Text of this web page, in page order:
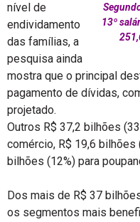
13º
nível de
endividamento
das famílias, a
pesquisa ainda
mostra que o principal
pagamento de dívidas,
projetado.
Outros R$ 37,2 bilhões
comércio, R$ 19,6
bilhões (12%) para
Dos mais de R$ 37
os segmentos mais